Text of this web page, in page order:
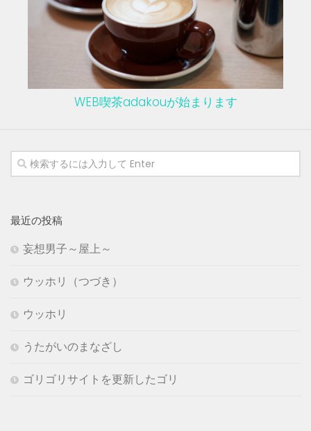
WEB喫茶adakouが始まります
最近の投稿
妄想男子～屋上～
ウッホリ（つづき）
ウッホリ
うたがいのまなざし
ゴリゴリサイトを更新したゴリ